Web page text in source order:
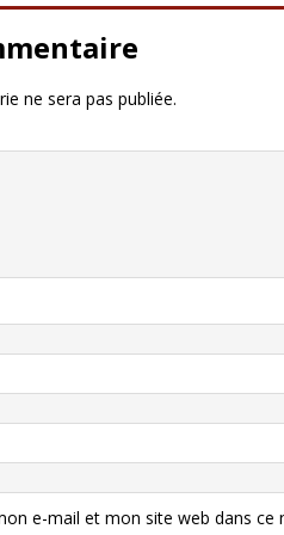
ne sera pas publiée.
e-mail et mon site web dans